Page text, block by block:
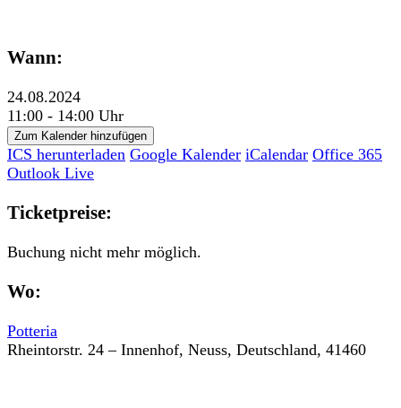
Wann:
24.08.2024
11:00 - 14:00 Uhr
Zum Kalender hinzufügen
ICS herunterladen Google Kalender iCalendar Office 365
Outlook Live
Ticketpreise:
Buchung nicht mehr möglich.
Wo:
Potteria
Rheintorstr. 24 – Innenhof, Neuss, Deutschland, 41460